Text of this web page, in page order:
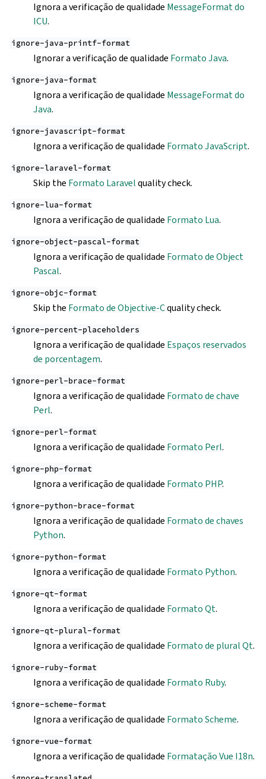
Ignora a verificação de qualidade MessageFormat do
ICU.
ignore-java-printf-format
Ignorar a verificação de qualidade Formato Java.
ignore-java-format
Ignora a verificação de qualidade MessageFormat do
Java.
ignore-javascript-format
Ignora a verificação de qualidade Formato JavaScript.
ignore-laravel-format
Skip the Formato Laravelquality check.
ignore-lua-format
Ignora a verificação de qualidade Formato Lua.
ignore-object-pascal-format
Ignora a verificação de qualidade Formato de Object
Pascal.
ignore-objc-format
Skip the Formato de Objective-Cquality check.
ignore-percent-placeholders
Ignora a verificação de qualidade Espaços reservados
de porcentagem.
ignore-perl-brace-format
Ignora a verificação de qualidade Formato de chave
Perl.
ignore-perl-format
Ignora a verificação de qualidade Formato Perl.
ignore-php-format
Ignora a verificação de qualidade Formato PHP.
ignore-python-brace-format
Ignora a verificação de qualidade Formato de chaves
Python.
ignore-python-format
Ignora a verificação de qualidade Formato Python.
ignore-qt-format
Ignora a verificação de qualidade Formato Qt.
ignore-qt-plural-format
Ignora a verificação de qualidade Formato de plural Qt.
ignore-ruby-format
Ignora a verificação de qualidade Formato Ruby.
ignore-scheme-format
Ignora a verificação de qualidade Formato Scheme.
ignore-vue-format
Ignora a verificação de qualidade Formatação Vue I18n.